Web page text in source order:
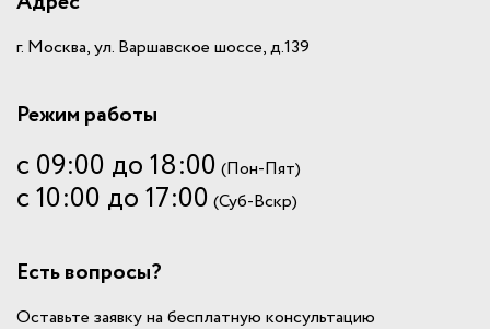
г. Москва, ул. Варшавское шоссе, д.139
Режим работы
с 09:00 до 18:00 (Пон-Пят)
с 10:00 до 17:00 (Суб-Вскр)
Есть вопросы?
Оставьте заявку на бесплатную консультацию